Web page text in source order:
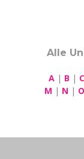
Alle
A| B | C
M | N | O